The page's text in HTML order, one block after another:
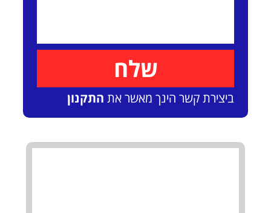
ביצירת קשר הינך מאשר את התקנון